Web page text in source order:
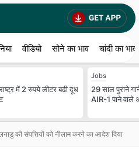
वीडियो सोने का भाव चांदी का भाव
में 2 रुपये लीटर बढ़ी दूध
Jobs
29 साल पुराने
AIR-1 पाने वाले
की संपत्तियों को नीलाम करने का आदेश दिया